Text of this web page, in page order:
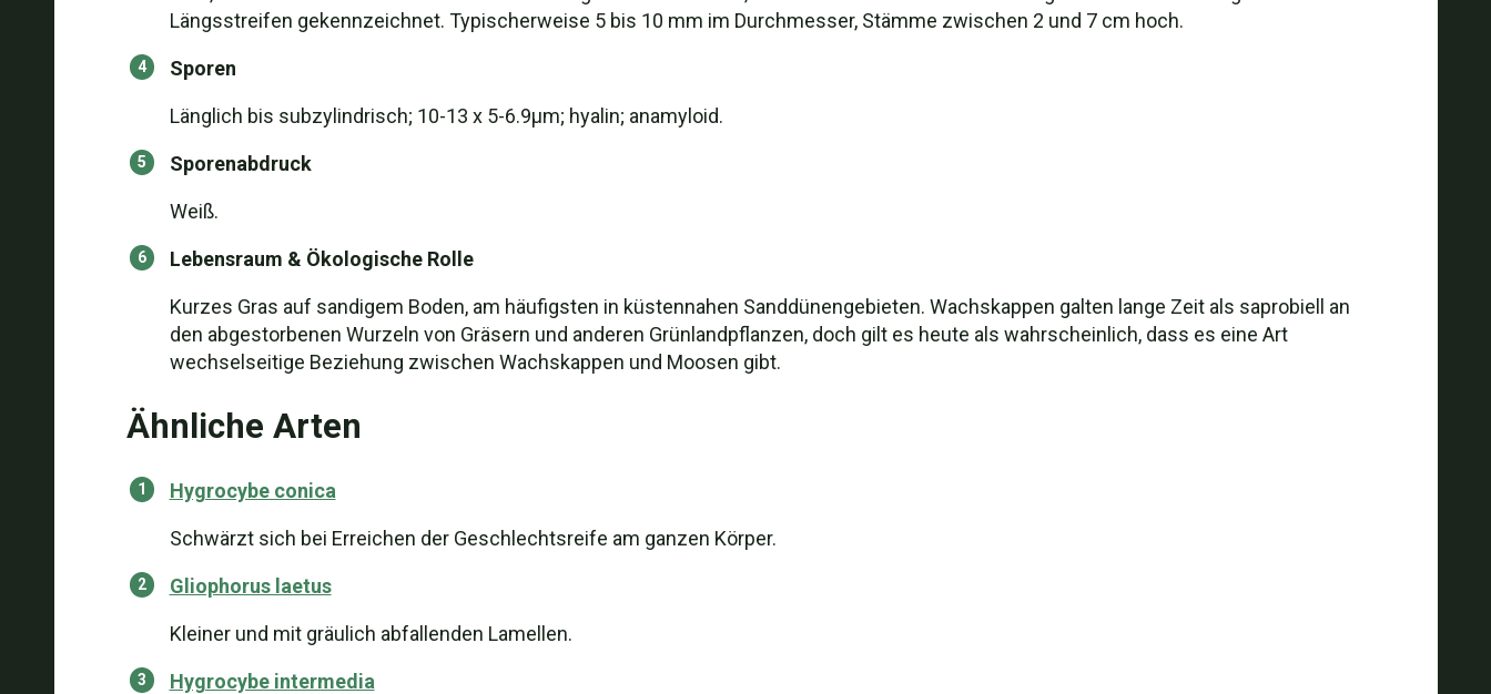
Längsstreifen gekennzeichnet. Typischerweise 5 bis 10 mm im Durchmesser, Stämme zwischen 2 und 7 cm hoch.
Sporen
Länglich bis subzylindrisch; 10-13 x 5-6.9μm; hyalin; anamyloid.
Sporenabdruck
Weiß.
Lebensraum & Ökologische Rolle
Kurzes Gras auf sandigem Boden, am häufigsten in küstennahen Sanddünengebieten. Wachskappen galten lange Zeit als saprobiell an
den abgestorbenen Wurzeln von Gräsern und anderen Grünlandpflanzen, doch gilt es heute als wahrscheinlich, dass es eine Art
wechselseitige Beziehung zwischen Wachskappen und Moosen gibt.
Ähnliche Arten
Hygrocybe conica
Schwärzt sich bei Erreichen der Geschlechtsreife am ganzen Körper.
Gliophorus laetus
Kleiner und mit gräulich abfallenden Lamellen.
Hygrocybe intermedia